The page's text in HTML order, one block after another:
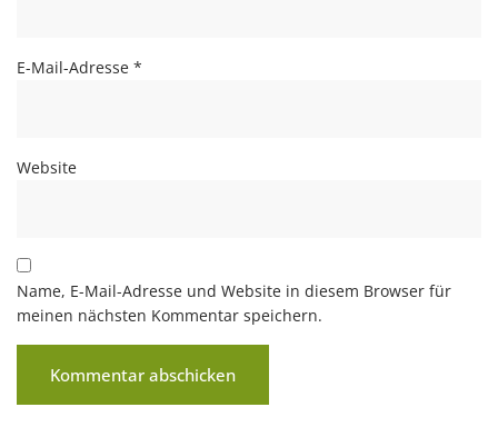
E-Mail-Adresse *
Website
Name, E-Mail-Adresse und Website in diesem Browser für
meinen nächsten Kommentar speichern.